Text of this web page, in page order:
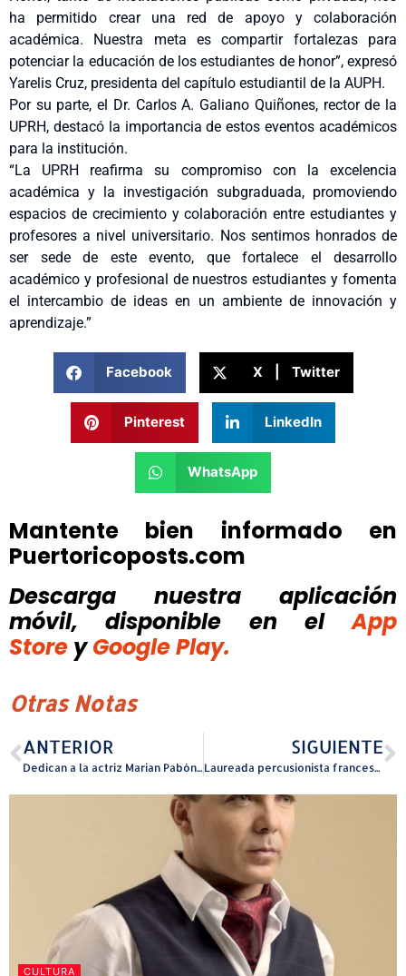
ha permitido crear una red de apoyo y colaboración
académica. Nuestra meta es compartir fortalezas para
potenciar la educación de los estudiantes de honor”, expresó
Yarelis Cruz, presidenta del capítulo estudiantil de la AUPH.
Por su parte, el Dr. Carlos A. Galiano Quiñones, rector de la
UPRH, destacó la importancia de estos eventos académicos
para la institución.
“La UPRH reafirma su compromiso con la excelencia
académica y la investigación subgraduada, promoviendo
espacios de crecimiento y colaboración entre estudiantes y
profesores a nivel universitario. Nos sentimos honrados de
ser sede de este evento, que fortalece el desarrollo
académico y profesional de nuestros estudiantes y fomenta
el intercambio de ideas en un ambiente de innovación y
aprendizaje.”
Facebook X | Twitter
Pinterest LinkedIn
WhatsApp
Mantente bien informado en
Puertoricoposts.com
Descarga nuestra aplicación
móvil, disponible
en el
App
Store y Google Play.
Otras Notas
ANTERIOR
Dedican a la actriz Marian Pabó​n la segunda Expo de la Mujer Trabajadora
SIGUIENTE
Laureada percusionista francesa se une al Concierto Clásico 11 de la Orquesta Sinfónica de Puerto Rico
CULTURA